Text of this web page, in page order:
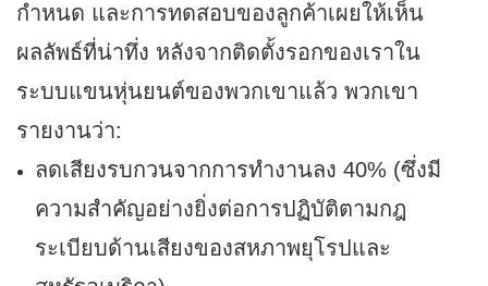
กำหนด และการทดสอบของลูกค้าเผยให้เห็น
ผลลัพธ์ที่น่าทึ่ง หลังจากติดตั้งรอกของเราใน
ระบบแขนหุ่นยนต์ของพวกเขาแล้ว พวกเขา
รายงานว่า:
ลดเสียงรบกวนจากการทำงานลง 40% (ซึ่งมี
ความสำคัญอย่างยิ่งต่อการปฏิบัติตามกฎ
ระเบียบด้านเสียงของสหภาพยุโรปและ